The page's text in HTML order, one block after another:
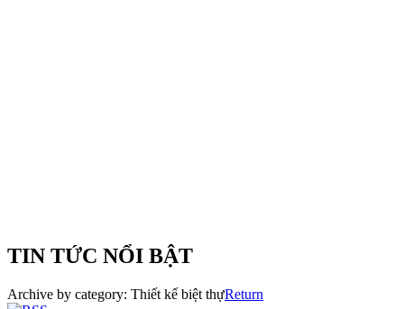
TIN TỨC NỔI BẬT
Archive by category: Thiết kế biệt thựReturn